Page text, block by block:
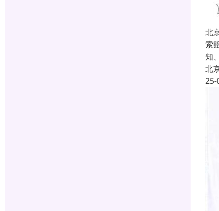
北
索
知
北
25-